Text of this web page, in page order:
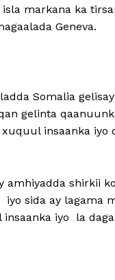
markana ka
Geneva.
Somalia
gelinta
insaanka iyo
amhiyadda shirkii
sida ay lagama
iyo la